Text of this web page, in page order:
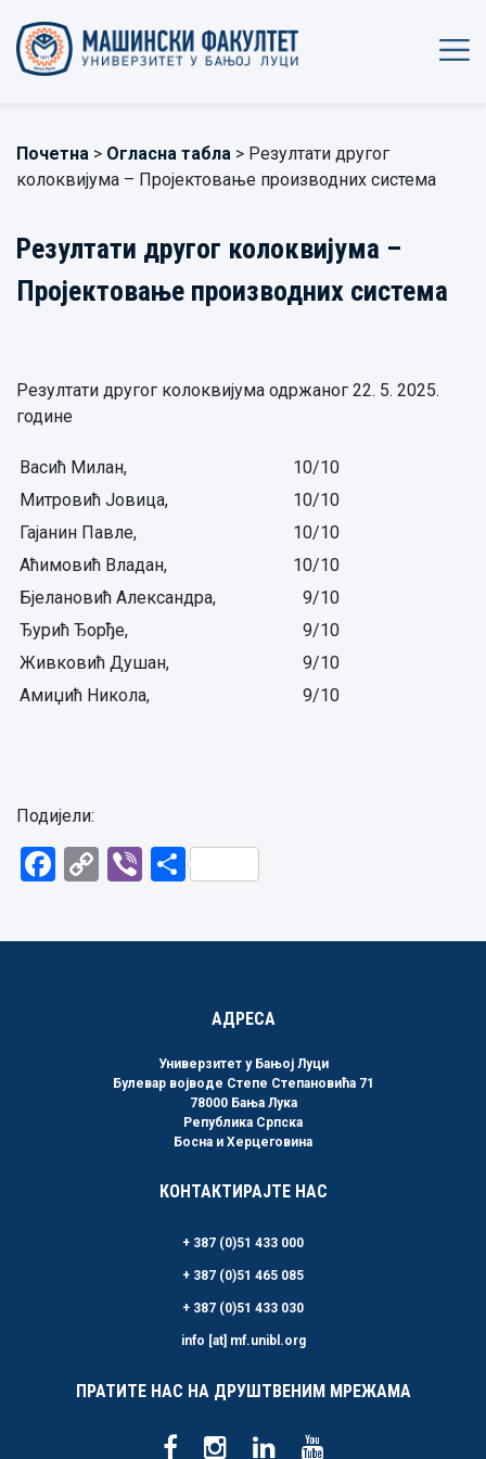
Почетна > Огласна табла > Резултати другог
колоквијума – Пројектовање производних система
Резултати другог колоквијума –
Пројектовање производних система
Резултати другог колоквијума одржаног 22. 5. 2025.
године
Васић Милан,
10/10
Митровић Јовица,
10/10
Гајанин Павле,
10/10
Аћимовић Владан,
10/10
Бјелановић Александра,
9/10
Ђурић Ђорђе,
9/10
Живковић Душан,
9/10
Амиџић Никола,
9/10
Подијели:
Facebook
CopyViberShare
АДРЕСА
Универзитет у Бањој Луци
Булевар војводе Степе Степановића 71
78000 Бања Лука
Република Српска
Босна и Херцеговина
КОНТАКТИРАЈТЕ НАС
+ 387 (0)51 433 000
+ 387 (0)51 465 085
+ 387 (0)51 433 030
info [at] mf.unibl.org
ПРАТИТЕ НАС НА ДРУШТВЕНИМ МРЕЖАМА